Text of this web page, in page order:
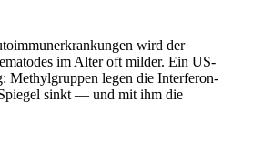
wird der
im Alter oft milder. Ein US-
Methylgruppen legen die Interferon-
sinkt — und mit ihm die